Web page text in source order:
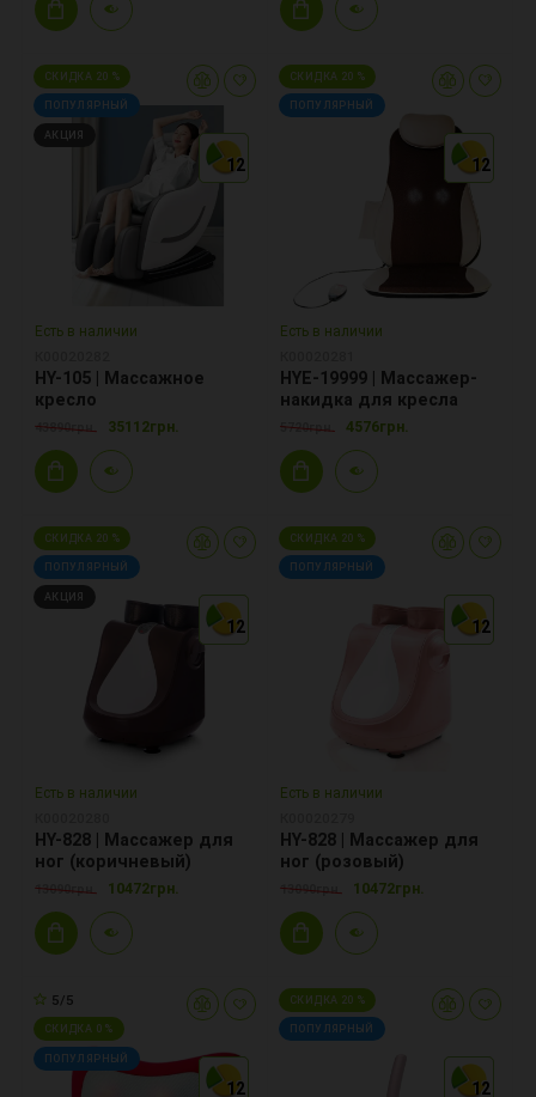
12
12
12
СКИДКА 20 %
ПОПУЛЯРНЫЙ
АКЦИЯ
Есть в наличии
HY-105 | Массажное
кресло
43890грн. 35112грн.
12
12
12
СКИДКА 20 %
ПОПУЛЯРНЫЙ
Есть в наличии
HYE-19999 | Массажер-
накидка для кресла
5720грн. 4576грн.
12
12
12
СКИДКА 20 %
ПОПУЛЯРНЫЙ
АКЦИЯ
Есть в наличии
HY-828 | Массажер для
ног (коричневый)
13090грн. 10472грн.
12
12
12
СКИДКА 20 %
ПОПУЛЯРНЫЙ
Есть в наличии
HY-828 | Массажер для
ног (розовый)
13090грн. 10472грн.
12
12
12
5/5
СКИДКА 0 %
ПОПУЛЯРНЫЙ
12
12
12
СКИДКА 20 %
ПОПУЛЯРНЫЙ